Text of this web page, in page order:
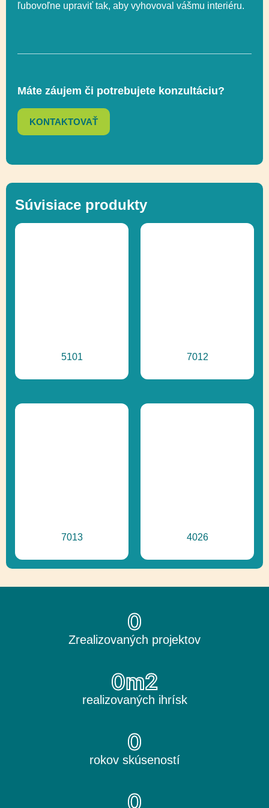
Funkčnosť Hojdanie
Ďalšie informácie
ľubovoľne upraviť tak, aby vyhovoval vášmu interiéru.
Máte záujem či potrebujete konzultáciu?
KONTAKTOVAŤ
Súvisiace produkty
5101 7012
7013 4026
Zrealizovaných projektov
0
realizovaných ihrísk
0m2
rokov skúseností
0
0